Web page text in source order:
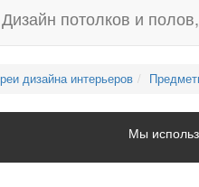
дизайна интерьеров
Мы